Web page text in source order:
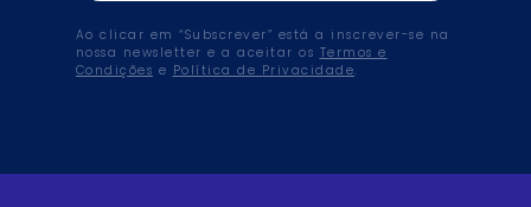
Ao clicar em “Subscrever” está a inscrever-se na
nossa newsletter e a aceitar os Termos e
Condições e Política de Privacidade.